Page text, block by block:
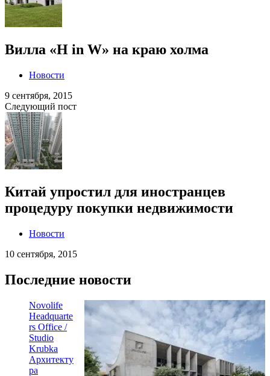
Вилла «H in W» на краю холма
Новости
9 сентября, 2015
Следующий пост
Китай упростил для иностранцев
процедуру покупки недвижимости
Новости
10 сентября, 2015
Последние новости
Novolife
Headquarte
rs Office /
Studio
Krubka
Архитекту
ра